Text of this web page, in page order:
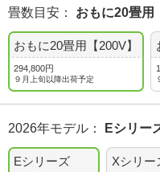
畳数目安 ： おもに20畳用
おもに20畳用【200V】
294,800円
９月上旬以降出荷予定
2026年モデル ： Eシリー
Eシリーズ Xシリー